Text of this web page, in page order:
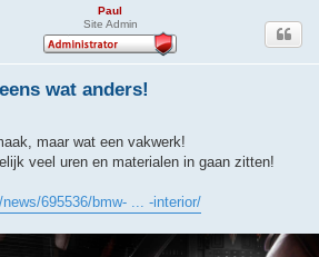
Paul
Site Admin
wat anders!
maar wat een vakwerk!
veel uren en materialen in gaan zitten!
695536/bmw- ... -interior/